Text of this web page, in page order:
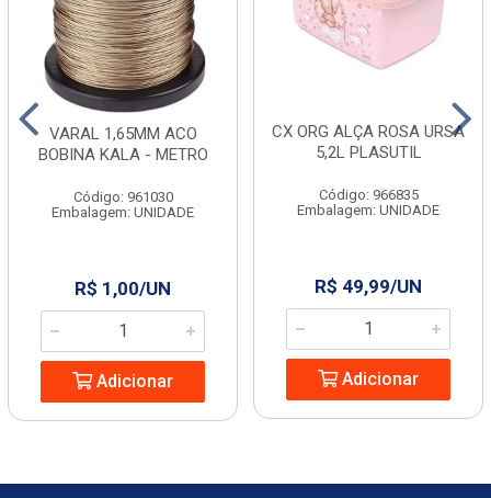
VARAL 1,65MM ACO
BOBINA KALA - METRO
Código: 961030
Embalagem: UNIDADE
R$ 1,00/UN
Adicionar
CX ORG ALÇA ROSA URSA
5,2L PLASUTIL
Código: 966835
Embalagem: UNIDADE
R$ 49,99/UN
Adicionar